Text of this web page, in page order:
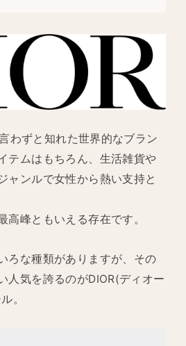
わずと知れた世界的なブラン
テムはもちろん、生活雑貨や
ャンルで女性から熱い支持と
高峰ともいえる存在です。
ろな種類がありますが、その
人気を誇るのがDIOR(ディオー
。